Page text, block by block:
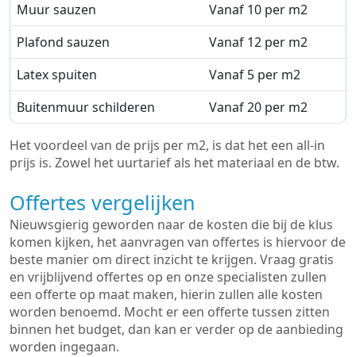
Muur sauzen
Vanaf 10 per m2
Plafond sauzen
Vanaf 12 per m2
Latex spuiten
Vanaf 5 per m2
Buitenmuur schilderen
Vanaf 20 per m2
Het voordeel van de prijs per m2, is dat het een all-in
prijs is. Zowel het uurtarief als het materiaal en de btw.
Offertes vergelijken
Nieuwsgierig geworden naar de kosten die bij de klus
komen kijken, het aanvragen van offertes is hiervoor de
beste manier om direct inzicht te krijgen. Vraag gratis
en vrijblijvend offertes op en onze specialisten zullen
een offerte op maat maken, hierin zullen alle kosten
worden benoemd. Mocht er een offerte tussen zitten
binnen het budget, dan kan er verder op de aanbieding
worden ingegaan.